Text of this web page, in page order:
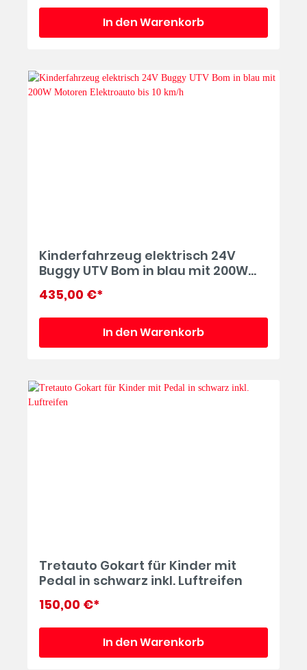
In den Warenkorb
Kinderfahrzeug elektrisch 24V
Buggy UTV Bom in blau mit 200W
Motoren Elektroauto bis 10 km/h
435,00 €*
In den Warenkorb
Tretauto Gokart für Kinder mit
Pedal in schwarz inkl. Luftreifen
150,00 €*
In den Warenkorb